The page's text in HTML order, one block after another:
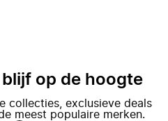
blijf op de hoogte
collecties, exclusieve deals
meest populaire merken.